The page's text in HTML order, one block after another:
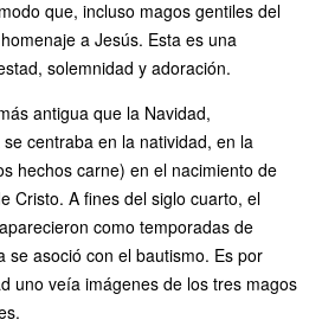
que, incluso magos gentiles del
a Jesús. Esta es una
solemnidad y adoración.
antigua que la Navidad,
centraba en la natividad, en la
hechos carne) en el nacimiento de
Cristo. A fines del siglo cuarto, el
como temporadas de
se asoció con el bautismo. Es por
uno veía imágenes de los tres magos